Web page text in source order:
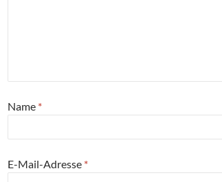
Name *
E-Mail-Adresse *